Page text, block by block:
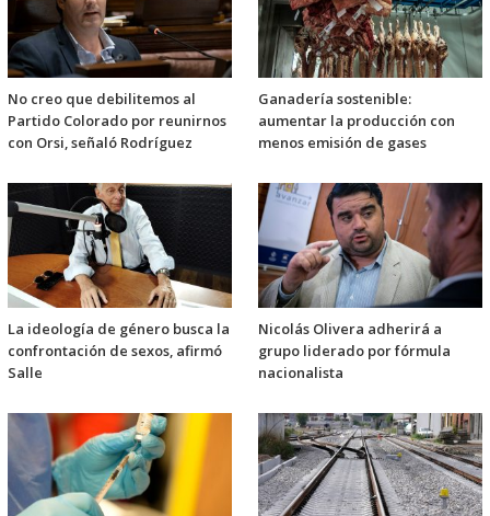
No creo que debilitemos al
Partido Colorado por reunirnos
con Orsi, señaló Rodríguez
Ganadería sostenible:
aumentar la producción con
menos emisión de gases
La ideología de género busca la
confrontación de sexos, afirmó
Salle
Nicolás Olivera adherirá a
grupo liderado por fórmula
nacionalista